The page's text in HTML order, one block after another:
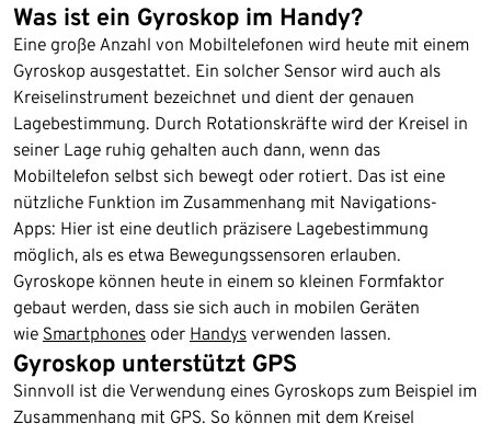
Was ist ein Gyroskop im Handy?
Eine große Anzahl von Mobiltelefonen wird heute mit einem
Gyroskop ausgestattet. Ein solcher Sensor wird auch als
Kreiselinstrument bezeichnet und dient der genauen
Lagebestimmung. Durch Rotationskräfte wird der Kreisel in
seiner Lage ruhig gehalten auch dann, wenn das
Mobiltelefon selbst sich bewegt oder rotiert. Das ist eine
nützliche Funktion im Zusammenhang mit Navigations-
Apps: Hier ist eine deutlich präzisere Lagebestimmung
möglich, als es etwa Bewegungssensoren erlauben.
Gyroskope können heute in einem so kleinen Formfaktor
gebaut werden, dass sie sich auch in mobilen Geräten
wie Smartphones oder Handys verwenden lassen.
Gyroskop unterstützt GPS
Sinnvoll ist die Verwendung eines Gyroskops zum Beispiel im
Zusammenhang mit GPS. So können mit dem Kreisel